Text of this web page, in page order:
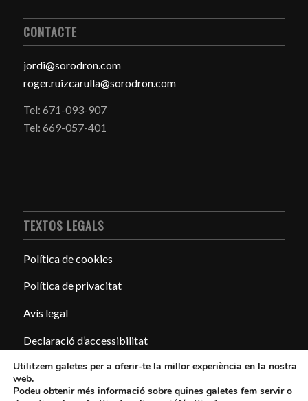
CONTACTE
jordi@sorodron.com
roger.ruizcarulla@sorodron.com
Tel: 671-093-907
Tel: 669-057-401
TEXTOS LEGALS
Política de cookies
Política de privacitat
Avís legal
Declaració d’accessibilitat
Utilitzem galetes per a oferir-te la millor experiència en la nostra
web.
Podeu obtenir més informació sobre quines galetes fem servir o